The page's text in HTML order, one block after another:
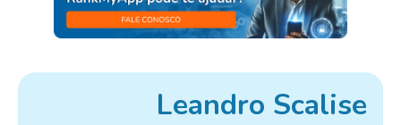
Leandro Scalise